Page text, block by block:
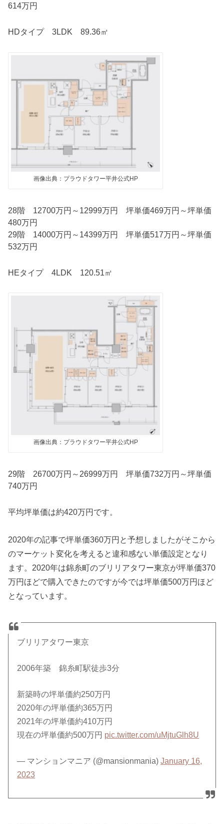
614万円
HDタイプ 3LDK 89.36㎡
画像出典：プラウドタワー平井公式HP
28階 12700万円～12999万円 坪単価469万円～坪単価
480万円
29階 14000万円～14399万円 坪単価517万円～坪単価
532万円
HEタイプ 4LDK 120.51㎡
画像出典：プラウドタワー平井公式HP
29階 26700万円～26999万円 坪単価732万円～坪単価
740万円
平均坪単価は約420万円です。
2020年の記事で坪単価360万円と予想しましたがそこから
のマーケット変化を考えると違和感ない単価設定となり
ます。2020年は錦糸町のブリリアタワー東京が坪単価370
万円ほどで購入できたのですが今では坪単価500万円ほど
となっています。
ブリリアタワー東京
2006年築 錦糸町駅徒歩3分
新築時の坪単価約250万円
2020年の坪単価約365万円
2021年の坪単価約410万円
現在の坪単価約500万円 pic.twitter.com/uMjtuGlh8U
— マンションマニア (@mansionmania)January 16,
2023